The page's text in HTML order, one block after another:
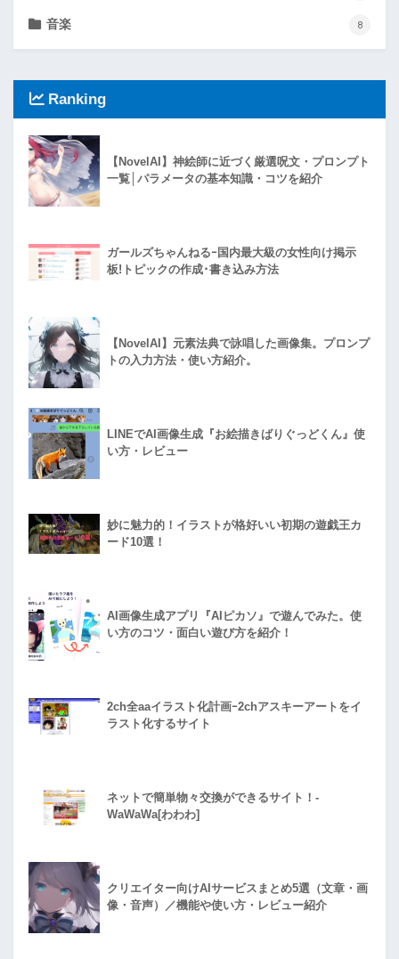
音楽 8
Ranking
【NovelAI】神絵師に近づく厳選呪文・プロンプト
一覧│パラメータの基本知識・コツを紹介
ガールズちゃんねるｰ国内最大級の女性向け掲示
板!トピックの作成･書き込み方法
【NovelAI】元素法典で詠唱した画像集。プロンプ
トの入力方法・使い方紹介。
LINEでAI画像生成『お絵描きばりぐっどくん』使
い方・レビュー
妙に魅力的！イラストが格好いい初期の遊戯王カ
ード10選！
AI画像生成アプリ『AIピカソ』で遊んでみた。使
い方のコツ・面白い遊び方を紹介！
2ch全aaイラスト化計画ｰ2chアスキーアートをイ
ラスト化するサイト
ネットで簡単物々交換ができるサイト！-
WaWaWa[わわわ]
クリエイター向けAIサービスまとめ5選（文章・画
像・音声）／機能や使い方・レビュー紹介